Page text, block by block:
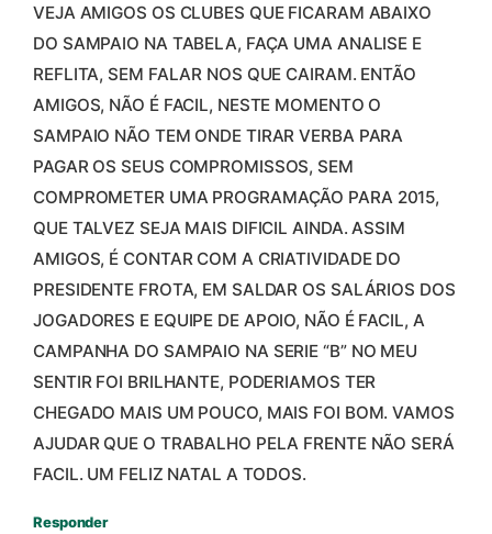
VEJA AMIGOS OS CLUBES QUE FICARAM ABAIXO
DO SAMPAIO NA TABELA, FAÇA UMA ANALISE E
REFLITA, SEM FALAR NOS QUE CAIRAM. ENTÃO
AMIGOS, NÃO É FACIL, NESTE MOMENTO O
SAMPAIO NÃO TEM ONDE TIRAR VERBA PARA
PAGAR OS SEUS COMPROMISSOS, SEM
COMPROMETER UMA PROGRAMAÇÃO PARA 2015,
QUE TALVEZ SEJA MAIS DIFICIL AINDA. ASSIM
AMIGOS, É CONTAR COM A CRIATIVIDADE DO
PRESIDENTE FROTA, EM SALDAR OS SALÁRIOS DOS
JOGADORES E EQUIPE DE APOIO, NÃO É FACIL, A
CAMPANHA DO SAMPAIO NA SERIE “B” NO MEU
SENTIR FOI BRILHANTE, PODERIAMOS TER
CHEGADO MAIS UM POUCO, MAIS FOI BOM. VAMOS
AJUDAR QUE O TRABALHO PELA FRENTE NÃO SERÁ
FACIL. UM FELIZ NATAL A TODOS.
Responder